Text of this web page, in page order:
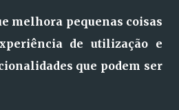
melhora pequenas coisas
de utilização e
que podem ser